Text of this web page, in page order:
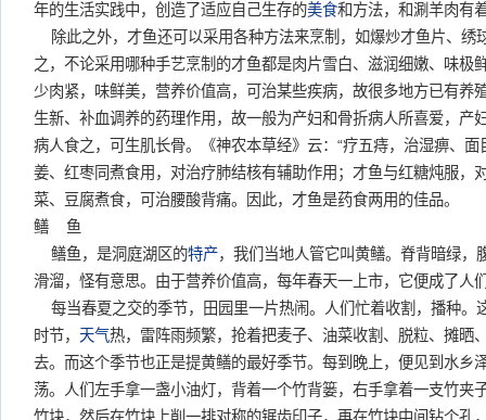
年的生活实践中，创造了适应自己生存的美食和方法，和涮羊肉有
除此之外，才鱼还可以采用各种方法来烹制，如爆炒才鱼片、绣
之，不论采用哪种手艺烹制的才鱼都是肉片雪白、滋润细嫩、味极
少肉紧，味鲜美，营养价值高，可治某些疾病，故很多地方已有养
生新、补血调养的药理作用，故一般为产妇和骨折病人所喜爱，产
病人食之，可生肌长骨。《神农本草经》云：“疗五痔，治湿痹、面
姜、红枣同煮食用，对治疗肺结核有辅助作用；才鱼与红糖炖服，
菜、豆腐煮食，可治腰酸背痛。因此，才鱼是药食两用的佳品。
鳝 鱼
鳝鱼，是洞庭湖区的特产，我们当地人管它叫黄鳝。脊背暗绿，
滑溜，怪有意思。由于营养价值高，每年春天一上市，它便成了人
每当春夏之交的季节，田园里一片热闹。人们忙着收割，播种。
时节， 天气热，雷阵雨频繁，抢着把麦子、油菜收割、脱粒、摊晒
去。而这个季节也正是提黄鳝的最好季节。每到晚上，便见到水乡
荡。人们左手拿一盏小油灯，背着一个竹背篓，右手拿着一支竹夹